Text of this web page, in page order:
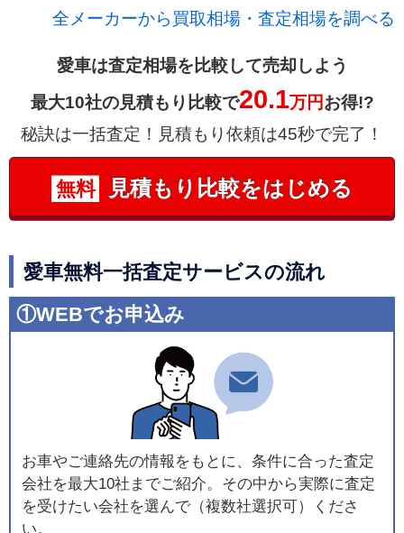
全メーカーから買取相場・査定相場を調べる
愛車は査定相場を比較して売却しよう
最大10社の見積もり比較で20.1万円お得!?
秘訣は一括査定！見積もり依頼は45秒で完了！
無料 見積もり比較をはじめる
愛車無料一括査定サービスの流れ
①WEBでお申込み
お車やご連絡先の情報をもとに、条件に合った査定
会社を最大10社までご紹介。その中から実際に査定
を受けたい会社を選んで（複数社選択可）くださ
い。